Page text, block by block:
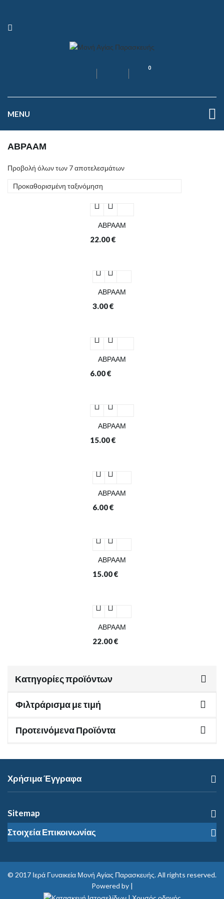
0
MENU
ΑΒΡΑΑΜ
Προβολή όλων των 7 αποτελεσμάτων
Προκαθορισμένη ταξινόμηση
ΑΒΡΑΑΜ
22.00€
ΑΒΡΑΑΜ
3.00€
ΑΒΡΑΑΜ
6.00€
ΑΒΡΑΑΜ
15.00€
ΑΒΡΑΑΜ
6.00€
ΑΒΡΑΑΜ
15.00€
ΑΒΡΑΑΜ
22.00€
Κατηγορίες προϊόντων
Φιλτράρισμα με τιμή
Προτεινόμενα Προϊόντα
Χρήσιμα Έγγραφα
Sitemap
Στοιχεία Επικοινωνίας
© 2017 Ιερά Γυναικεία Μονή Αγίας Παρασκευής. All rights reserved.
Powered by |